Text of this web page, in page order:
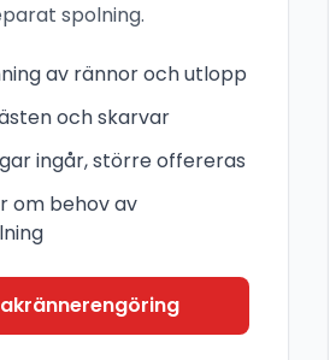
spolning.
av rännor och utlopp
och skarvar
ingår, större offereras
om behov av